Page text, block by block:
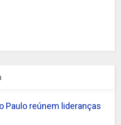
Paulo reúnem lideranças